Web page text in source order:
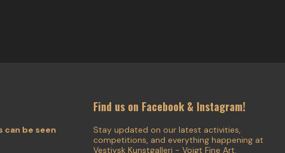
can be seen
Find us on Facebook & Instagram!
Stay updated on our latest activities,
competitions, and everything happening at
Vestjysk Kunstgalleri - Voigt Fine Art.